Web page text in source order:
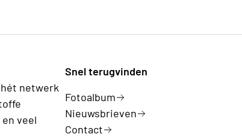
hét netwerk
veel
Snel terugvinden
Fotoalbum
Nieuwsbrieven
Contact